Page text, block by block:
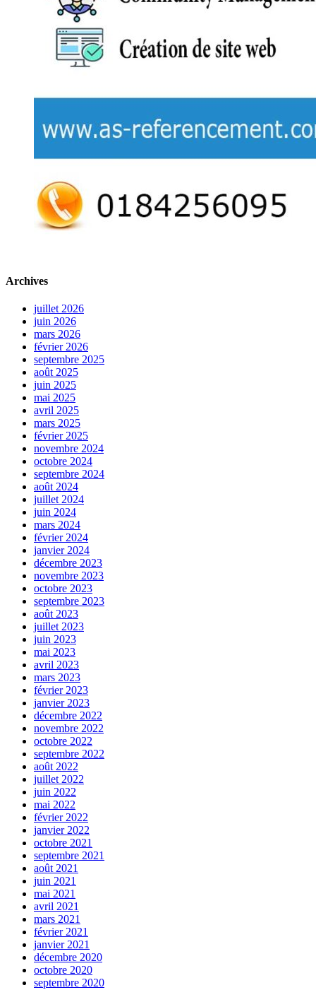
Archives
juillet 2026
juin 2026
mars 2026
février 2026
septembre 2025
août 2025
juin 2025
mai 2025
avril 2025
mars 2025
février 2025
novembre 2024
octobre 2024
septembre 2024
août 2024
juillet 2024
juin 2024
mars 2024
février 2024
janvier 2024
décembre 2023
novembre 2023
octobre 2023
septembre 2023
août 2023
juillet 2023
juin 2023
mai 2023
avril 2023
mars 2023
février 2023
janvier 2023
décembre 2022
novembre 2022
octobre 2022
septembre 2022
août 2022
juillet 2022
juin 2022
mai 2022
février 2022
janvier 2022
octobre 2021
septembre 2021
août 2021
juin 2021
mai 2021
avril 2021
mars 2021
février 2021
janvier 2021
décembre 2020
octobre 2020
septembre 2020